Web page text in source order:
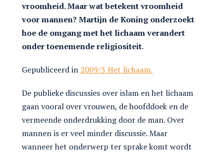
vroomheid. Maar wat betekent vroomheid
voor mannen? Martijn de Koning onderzoekt
hoe de omgang met het lichaam verandert
onder toenemende religiositeit.
Gepubliceerd in 2009/3 Het lichaam.
De publieke discussies over islam en het lichaam
gaan vooral over vrouwen, de hoofddoek en de
vermeende onderdrukking door de man. Over
mannen is er veel minder discussie. Maar
wanneer het onderwerp ter sprake komt wordt